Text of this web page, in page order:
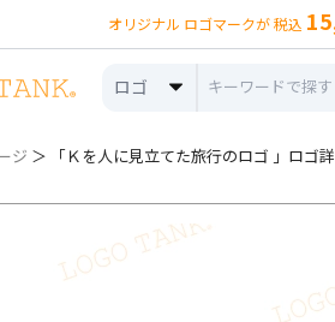
オリジナル ロゴマークが 税込
ロゴ
ジ ＞ 「Ｋを人に見立てた旅行のロゴ 」ロゴ詳